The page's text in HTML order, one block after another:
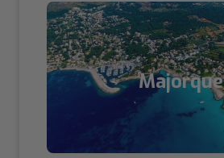
Majorque